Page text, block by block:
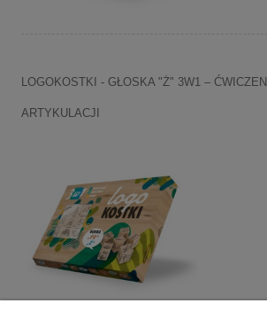
LOGOKOSTKI - GŁOSKA "Ż" 3W1 –
ARTYKULACJI